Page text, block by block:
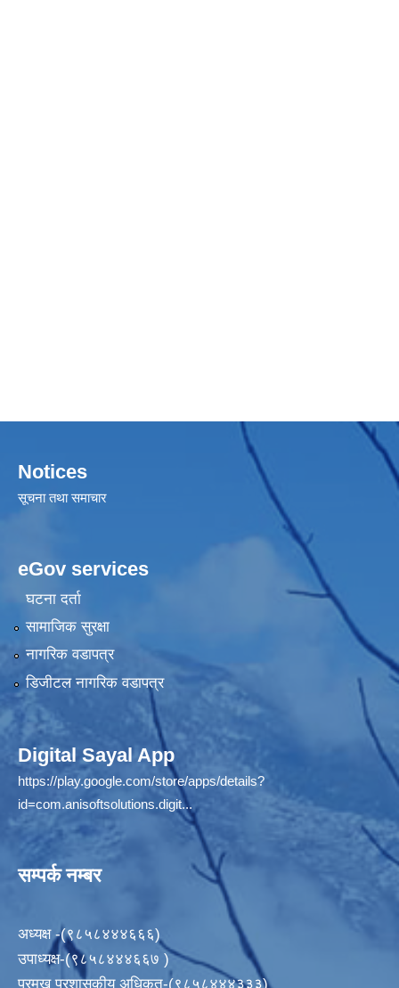
Notices
सूचना तथा समाचार
eGov services
घटना दर्ता
सामाजिक सुरक्षा
नागरिक वडापत्र
डिजीटल नागरिक वडापत्र
Digital Sayal App
https://play.google.com/store/apps/details?
id=com.anisoftsolutions.digit...
सम्पर्क नम्बर
अध्यक्ष -(९८५८४४४६६६)
उपाध्यक्ष-(९८५८४४४६६७ )
प्रमुख प्रशासकीय अधिकृत-(९८५८४४४३३३)